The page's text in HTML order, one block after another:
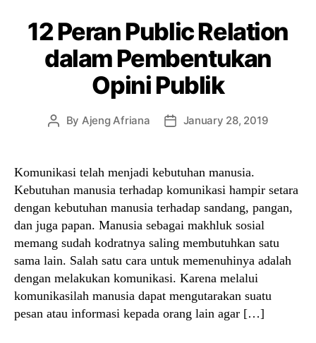
12 Peran Public Relation
dalam Pembentukan
Opini Publik
Post
By Ajeng Afriana
PostJanuary 28, 2019
Komunikasi telah menjadi kebutuhan manusia.
Kebutuhan manusia terhadap komunikasi hampir setara
dengan kebutuhan manusia terhadap sandang, pangan,
dan juga papan. Manusia sebagai makhluk sosial
memang sudah kodratnya saling membutuhkan satu
sama lain. Salah satu cara untuk memenuhinya adalah
dengan melakukan komunikasi. Karena melalui
komunikasilah manusia dapat mengutarakan suatu
pesan atau informasi kepada orang lain agar […]